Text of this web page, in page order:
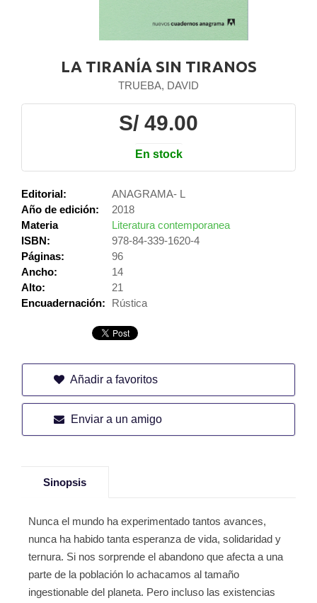
LA TIRANÍA SIN TIRANOS
TRUEBA, DAVID
S/ 49.00
En stock
Editorial:
ANAGRAMA- L
Año de edición:
2018
Materia
Literatura contemporanea
ISBN:
978-84-339-1620-4
Páginas:
96
Ancho:
14
Alto:
21
Encuadernación:
Rústica
Añadir a favoritos
Enviar a un amigo
Sinopsis
Nunca el mundo ha experimentado tantos avances,
nunca ha habido tanta esperanza de vida, solidaridad y
ternura. Si nos sorprende el abandono que afecta a una
parte de la población lo achacamos al tamaño
ingestionable del planeta. Pero incluso las existencias